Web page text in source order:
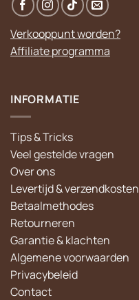
Verkooppunt worden?
Affiliate programma
INFORMATIE
Tips & Tricks
Veel gestelde vragen
Over ons
Levertijd & verzendkosten
Betaalmethodes
Retourneren
Garantie & klachten
Algemene voorwaarden
Privacybeleid
Contact